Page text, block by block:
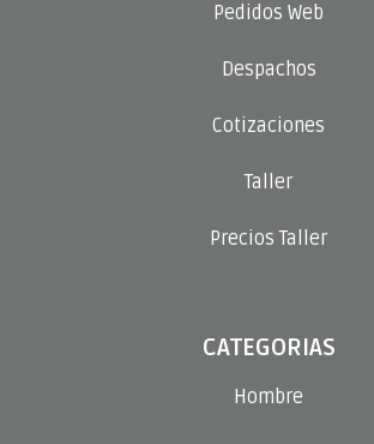
Pedidos Web
Despachos
Cotizaciones
Taller
Precios Taller
CATEGORIAS
Hombre